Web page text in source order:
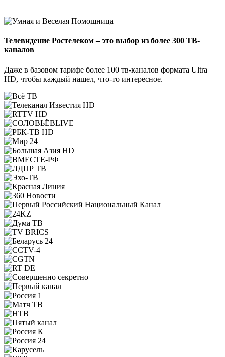
Телевидение Ростелеком – это выбор из более 300 ТВ-
каналов
Даже в базовом тарифе более 100 тв-каналов формата Ultra
HD, чтобы каждый нашел, что-то интересное.